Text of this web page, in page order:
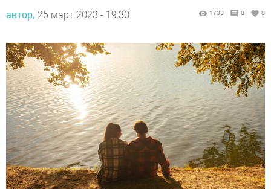
автор, 25 март 2023 - 19:30 1730 0 0